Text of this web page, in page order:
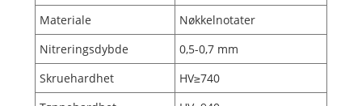
Materiale
Nøkkelnotater
Nitreringsdybde
0,5-0,7 mm
Skruehardhet
HV≥740